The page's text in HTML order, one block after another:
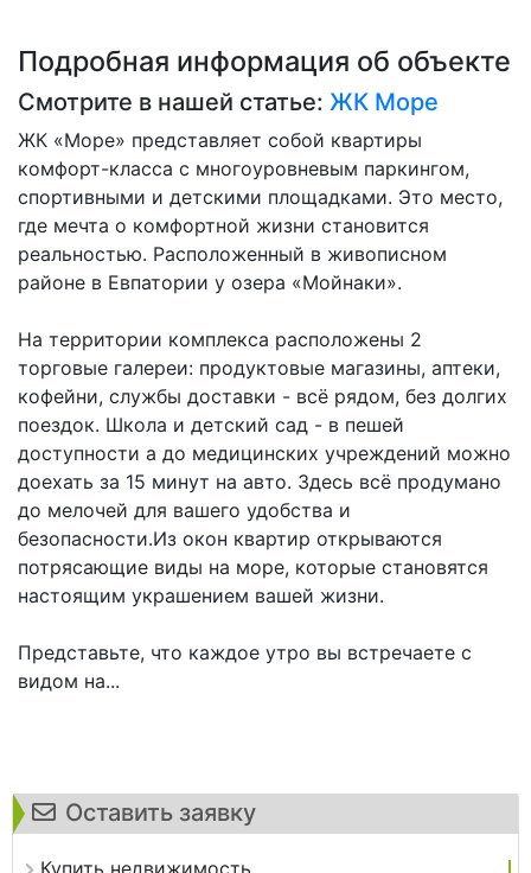
Оставить заявку
Подробная информация об объекте
Смотрите в нашей статье: ЖК Море
ЖК «Море» представляет собой квартиры
комфорт-класса с многоуровневым паркингом,
спортивными и детскими площадками. Это место,
где мечта о комфортной жизни становится
реальностью. Расположенный в живописном
районе в Евпатории у озера «Мойнаки».
На территории комплекса расположены 2
торговые галереи: продуктовые магазины, аптеки,
кофейни, службы доставки - всё рядом, без долгих
поездок. Школа и детский сад - в пешей
доступности а до медицинских учреждений можно
доехать за 15 минут на авто. Здесь всё продумано
до мелочей для вашего удобства и
безопасности.Из окон квартир открываются
потрясающие виды на море, которые становятся
настоящим украшением вашей жизни.
Представьте, что каждое утро вы встречаете с
видом на...